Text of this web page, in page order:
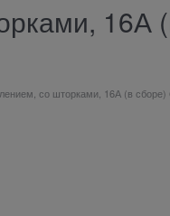
16А
со шторками, 16А (в сборе)